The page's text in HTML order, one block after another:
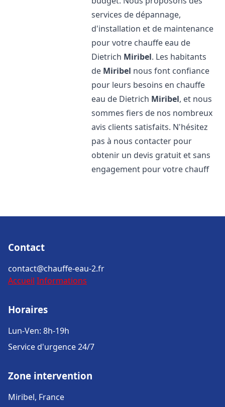
services de dépannage,
d'installation et de maintenance
pour votre chauffe eau de
Dietrich Miribel. Les habitants
de Miribel nous font confiance
pour leurs besoins en chauffe
eau de Dietrich Miribel, et nous
sommes fiers de nos nombreux
avis clients satisfaits. N'hésitez
pas à nous contacter pour
obtenir un devis gratuit et sans
engagement pour votre chauff
Contact
contact@chauffe-eau-2.fr
Accueil Informations
Horaires
Lun-Ven: 8h-19h
Service d'urgence 24/7
Zone intervention
Miribel, France